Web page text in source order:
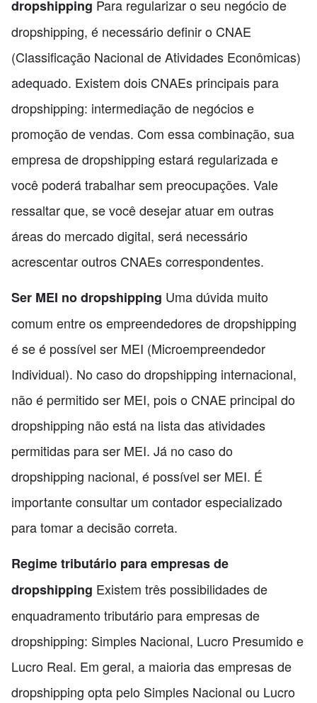
dropshipping Para regularizar o seu negócio de
dropshipping, é necessário definir o CNAE
(Classificação Nacional de Atividades Econômicas)
adequado. Existem dois CNAEs principais para
dropshipping: intermediação de negócios e
promoção de vendas. Com essa combinação, sua
empresa de dropshipping estará regularizada e
você poderá trabalhar sem preocupações. Vale
ressaltar que, se você desejar atuar em outras
áreas do mercado digital, será necessário
acrescentar outros CNAEs correspondentes.
Ser MEI no dropshipping Uma dúvida muito
comum entre os empreendedores de dropshipping
é se é possível ser MEI (Microempreendedor
Individual). No caso do dropshipping internacional,
não é permitido ser MEI, pois o CNAE principal do
dropshipping não está na lista das atividades
permitidas para ser MEI. Já no caso do
dropshipping nacional, é possível ser MEI. É
importante consultar um contador especializado
para tomar a decisão correta.
Regime tributário para empresas de
dropshipping Existem três possibilidades de
enquadramento tributário para empresas de
dropshipping: Simples Nacional, Lucro Presumido e
Lucro Real. Em geral, a maioria das empresas de
dropshipping opta pelo Simples Nacional ou Lucro